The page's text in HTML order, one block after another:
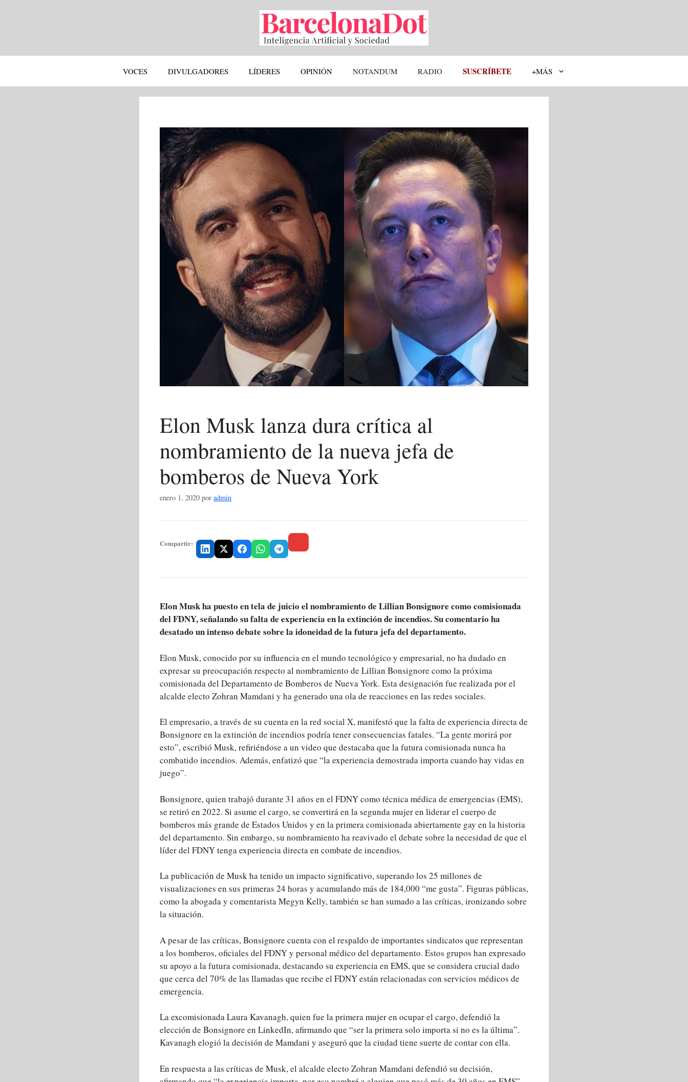
VOCES DIVULGADORES LÍDERES OPINIÓN NOTANDUM RADIO SUSCRÍBETE +MÁS
Elon Musk lanza dura crítica al
nombramiento de la nueva jefa de
bomberos de Nueva York
enero 1, 2020 por admin
Compartir:
Elon Musk ha puesto en tela de juicio el nombramiento de Lillian Bonsignore como comisionada
del FDNY, señalando su falta de experiencia en la extinción de incendios. Su comentario ha
desatado un intenso debate sobre la idoneidad de la futura jefa del departamento.
Elon Musk, conocido por su influencia en el mundo tecnológico y empresarial, no ha dudado en
expresar su preocupación respecto al nombramiento de Lillian Bonsignore como la próxima
comisionada del Departamento de Bomberos de Nueva York. Esta designación fue realizada por el
alcalde electo Zohran Mamdani y ha generado una ola de reacciones en las redes sociales.
El empresario, a través de su cuenta en la red social X, manifestó que la falta de experiencia directa de
Bonsignore en la extinción de incendios podría tener consecuencias fatales. “La gente morirá por
esto”, escribió Musk, refiriéndose a un video que destacaba que la futura comisionada nunca ha
combatido incendios. Además, enfatizó que “la experiencia demostrada importa cuando hay vidas en
juego”.
Bonsignore, quien trabajó durante 31 años en el FDNY como técnica médica de emergencias (EMS),
se retiró en 2022. Si asume el cargo, se convertirá en la segunda mujer en liderar el cuerpo de
bomberos más grande de Estados Unidos y en la primera comisionada abiertamente gay en la historia
del departamento. Sin embargo, su nombramiento ha reavivado el debate sobre la necesidad de que el
líder del FDNY tenga experiencia directa en combate de incendios.
La publicación de Musk ha tenido un impacto significativo, superando los 25 millones de
visualizaciones en sus primeras 24 horas y acumulando más de 184,000 “me gusta”. Figuras públicas,
como la abogada y comentarista Megyn Kelly, también se han sumado a las críticas, ironizando sobre
la situación.
A pesar de las críticas, Bonsignore cuenta con el respaldo de importantes sindicatos que representan
a los bomberos, oficiales del FDNY y personal médico del departamento. Estos grupos han expresado
su apoyo a la futura comisionada, destacando su experiencia en EMS, que se considera crucial dado
que cerca del 70% de las llamadas que recibe el FDNY están relacionadas con servicios médicos de
emergencia.
La excomisionada Laura Kavanagh, quien fue la primera mujer en ocupar el cargo, defendió la
elección de Bonsignore en LinkedIn, afirmando que “ser la primera solo importa si no es la última”.
Kavanagh elogió la decisión de Mamdani y aseguró que la ciudad tiene suerte de contar con ella.
En respuesta a las críticas de Musk, el alcalde electo Zohran Mamdani defendió su decisión,